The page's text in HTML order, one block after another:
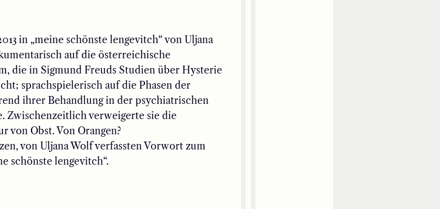
in „meine schönste lengevitch“ von Uljana
auf die österreichische
die in Sigmund Freuds Studien über Hysterie
sprachspielerisch auf die Phasen der
ihrer Behandlung in der psychiatrischen
Zwischenzeitlich verweigerte sie die
von Obst. Von Orangen?
von Uljana Wolf verfasstenVorwort zum
schönste lengevitch“.